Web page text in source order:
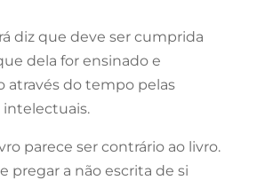
diz que deve ser cumprida
dela for ensinado e
através do tempo pelas
parece ser contrário ao livro.
pregar a não escrita de si